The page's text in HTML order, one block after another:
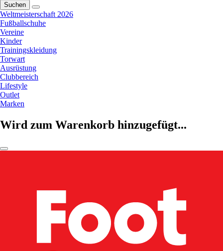
Suchen
Weltmeisterschaft 2026
Fußballschuhe
Vereine
Kinder
Trainingskleidung
Torwart
Ausrüstung
Clubbereich
Lifestyle
Outlet
Marken
Wird zum Warenkorb hinzugefügt...